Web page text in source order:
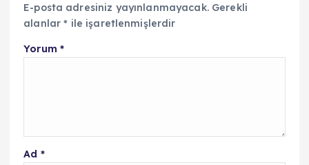
E-posta adresiniz yayınlanmayacak. Gerekli
alanlar* ile işaretlenmişlerdir
Yorum *
Ad *